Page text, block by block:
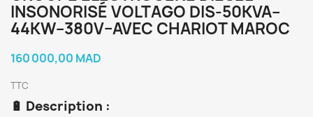
INSONORISÉ VOLTAGO DIS-50KVA–
44KW–380V–AVEC CHARIOT MAROC
160 000,00 MAD
TTC
🔋 Description :